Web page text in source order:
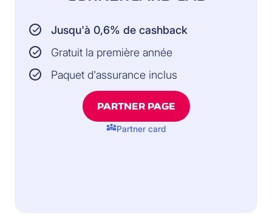
Jusqu'à 0,6% de cashback
Gratuit la première année
Paquet d'assurance inclus
PARTNER PAGE
diversity_3Partner card